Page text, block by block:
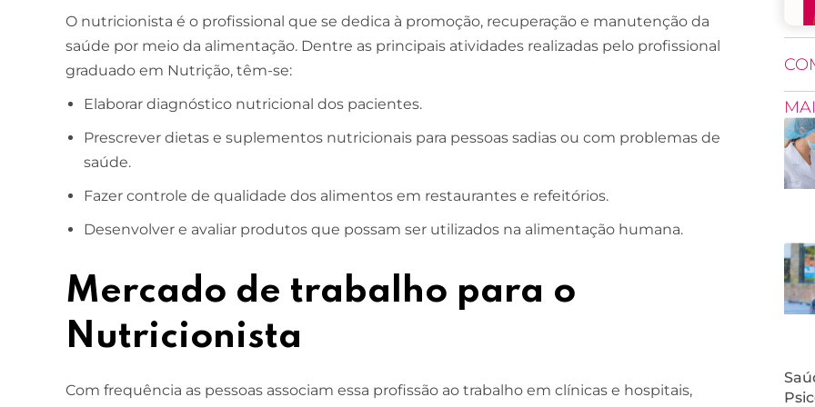
O nutricionista é o profissional que se dedica à promoção, recuperação e manutenção da
saúde por meio da alimentação. Dentre as principais atividades realizadas pelo profissional
graduado em Nutrição, têm-se:
Elaborar diagnóstico nutricional dos pacientes.
Prescrever dietas e suplementos nutricionais para pessoas sadias ou com problemas de
saúde.
Fazer controle de qualidade dos alimentos em restaurantes e refeitórios.
Desenvolver e avaliar produtos que possam ser utilizados na alimentação humana.
Mercado de trabalho para o
Nutricionista
Com frequência as pessoas associam essa profissão ao trabalho em clínicas e hospitais,